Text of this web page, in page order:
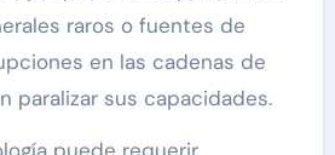
raros o fuentes de
en las cadenas de
paralizar sus capacidades.